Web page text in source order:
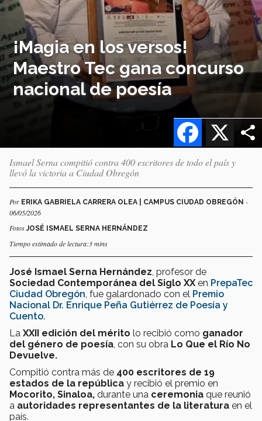
¡Magia en los versos!
Maestro Tec gana concurso
nacional de poesía
X
Facebook
Ismael Serna compitió contra 400 escritores de todo el país y
llevó la victoria a Ciudad Obregón
Por ERIKA GABRIELA CARRERA OLEA | CAMPUS CIUDAD OBREGÓN -
06/05/2026
FotosJOSÉ ISMAEL SERNA HERNÁNDEZ
Tiempo estimado de lectura:3 mins
José Ismael Serna Hernández , profesor de
Sociedad Contemporánea del Siglo XXen PrepaTec
Ciudad Obregón , fue galardonado con el Premio
Nacional Dr. Enrique Peña Gutiérrez de Poesía y
Cuento.
La XXII edición del mérito lo recibió como ganador
del género de poesía , con su obra Lo Que el Río No
Devuelve.
Compitió contra más de 400 escritores de 19
estados de la república y recibió el premio en
Mocorito, Sinaloa, durante una ceremonia que reunió
a autoridades representantes de la literatura en el
país.